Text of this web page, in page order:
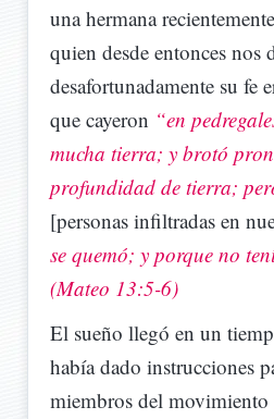
una hermana
quien desde entonces nos
desafortunadamente su fe
que cayeron “en
mucha tierra; y brotó
profundidad de tierra;
[personas infiltradas en
se quemó; y porque no
(Mateo 13:5-6)
El sueño llegó en un
había dado instrucciones
miembros del movimiento